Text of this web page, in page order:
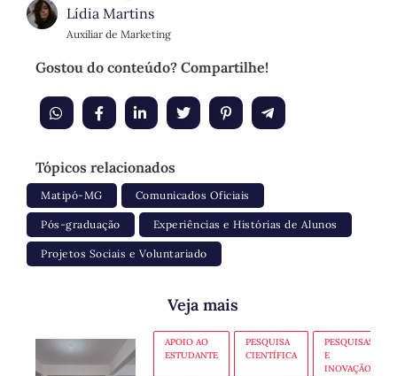
Lídia Martins
Auxiliar de Marketing
Gostou do conteúdo? Compartilhe!
Tópicos relacionados
Matipó-MG Comunicados Oficiais
Pós-graduação Experiências e Histórias de Alunos
Projetos Sociais e Voluntariado
Veja mais
APOIO AO
ESTUDANTE
PESQUISA
CIENTÍFICA
PESQUISAS
E
INOVAÇÃO